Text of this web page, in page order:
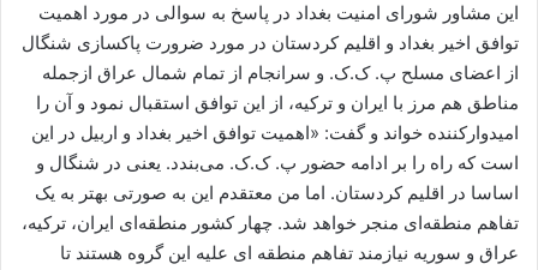
این مشاور شورای امنیت بغداد در پاسخ به سوالی در مورد اهمیت
توافق اخیر بغداد و اقلیم کردستان در مورد ضرورت پاکسازی شنگال
از اعضای مسلح پ. ک.ک. و سرانجام از تمام شمال عراق ازجمله
مناطق هم مرز با ایران و ترکیه، از این توافق استقبال نمود و آن را
امیدوارکننده خواند و گفت: «اهمیت توافق اخیر بغداد و اربیل در این
است که راه را بر ادامه حضور پ. ک.ک. می‌بندد. یعنی در شنگال و
اساسا در اقلیم کردستان. اما من معتقدم این به صورتی بهتر به یک
تفاهم منطقه‌ای منجر خواهد شد. چهار کشور منطقه‌ای ایران، ترکیه،
عراق و سوریه نیازمند تفاهم منطقه ای علیه این گروه هستند تا